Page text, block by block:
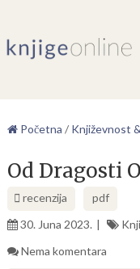
Početna / Književnost
Od Dragosti
recenzija
pdf
30. Juna 2023.
Nema komentara